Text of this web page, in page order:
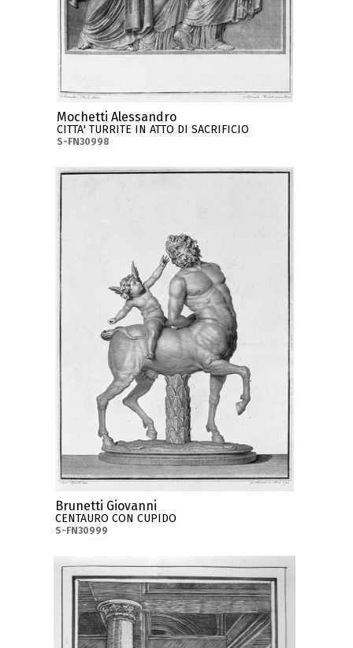
Mochetti Alessandro
CITTA' TURRITE IN ATTO DI SACRIFICIO
S-FN30998
Brunetti Giovanni
CENTAURO CON CUPIDO
S-FN30999